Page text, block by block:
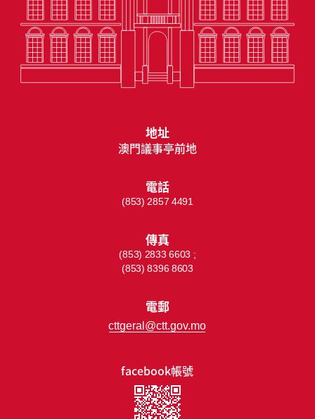
facebook帳號
地址
澳門議事亭前地
電話
(853) 2857 4491
傳真
(853) 2833 6603 ;
(853) 8396 8603
電郵
cttgeral@ctt.gov.mo